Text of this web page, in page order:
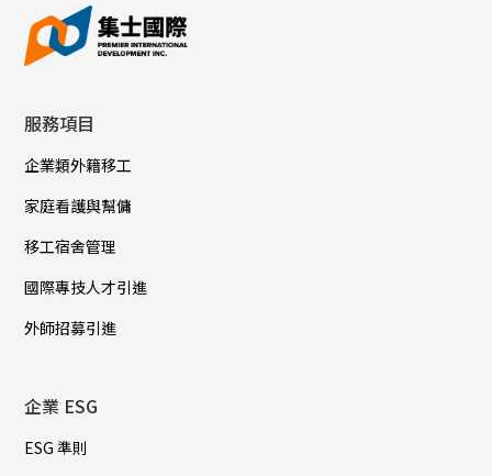
服務項目
企業類外籍移工
家庭看護與幫傭
移工宿舍管理
國際專技人才引進
外師招募引進
企業 ESG
ESG 準則